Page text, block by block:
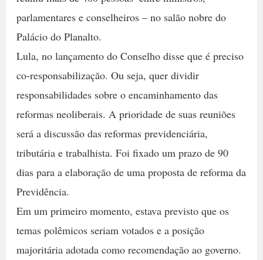
parlamentares e conselheiros – no salão nobre do
Palácio do Planalto.
Lula, no lançamento do Conselho disse que é preciso
co-responsabilização. Ou seja, quer dividir
responsabilidades sobre o encaminhamento das
reformas neoliberais. A prioridade de suas reuniões
será a discussão das reformas previdenciária,
tributária e trabalhista. Foi fixado um prazo de 90
dias para a elaboração de uma proposta de reforma da
Previdência.
Em um primeiro momento, estava previsto que os
temas polêmicos seriam votados e a posição
majoritária adotada como recomendação ao governo.